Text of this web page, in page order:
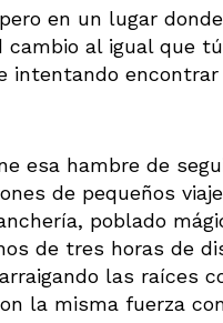
en un lugar
al igual que
intentando encontrar
esa hambre de
de pequeños
poblado
de tres horas de
las raíces
la misma fuerza